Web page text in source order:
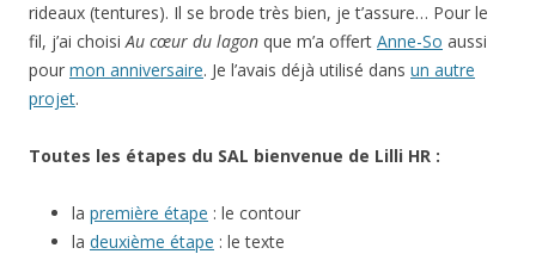
rideaux (tentures). Il se brode très bien, je t’assure… Pour le
fil, j’ai choisiAu cœur du lagon que m’a offert Anne-So aussi
pour mon anniversaire. Je l’avais déjà utilisé dans un autre
projet.
Toutes les étapes du SAL bienvenue de Lilli HR :
la première étape : le contour
la deuxième étape : le texte